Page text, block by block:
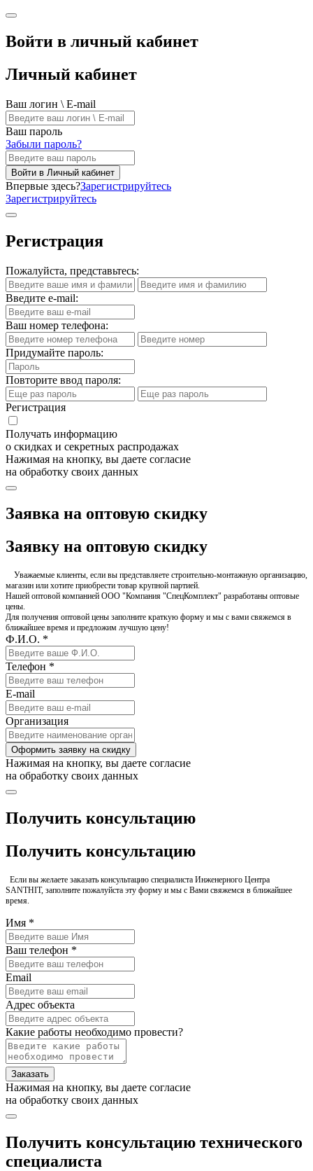
Войти в личный кабинет
Личный кабинет
Ваш логин \ E-mail
Ваш пароль
Забыли пароль?
Войти в Личный кабинет
Впервые здесь?Зарегистрируйтесь
Зарегистрируйтесь
Регистрация
Пожалуйста, представьтесь:
Введите e-mail:
Ваш номер телефона:
Придумайте пароль:
Повторите ввод пароля:
Регистрация
Получать информацию
о скидках и секретных распродажах
Нажимая на кнопку, вы даете согласие
на обработку своих данных
Заявка на оптовую скидку
Заявку на оптовую скидку
Уважаемые клиенты, если вы представляете строительно-монтажную организацию,
магазин или хотите приобрести товар крупной партией.
Нашей оптовой компанией ООО "Компания "СпецКомплект" разработаны оптовые
цены.
Для получения оптовой цены заполните краткую форму и мы с вами свяжемся в
ближайшее время и предложим лучшую цену!
Ф.И.О. *
Телефон *
E-mail
Организация
Оформить заявку на скидку
Нажимая на кнопку, вы даете согласие
на обработку своих данных
Получить консультацию
Получить консультацию
Если вы желаете заказать консультацию специалиста Инженерного Центра
SANTHIT, заполните пожалуйста эту форму и мы с Вами свяжемся в ближайшее
время.
Имя *
Ваш телефон *
Email
Адрес объекта
Какие работы необходимо провести?
Заказать
Нажимая на кнопку, вы даете согласие
на обработку своих данных
Получить консультацию технического
специалиста